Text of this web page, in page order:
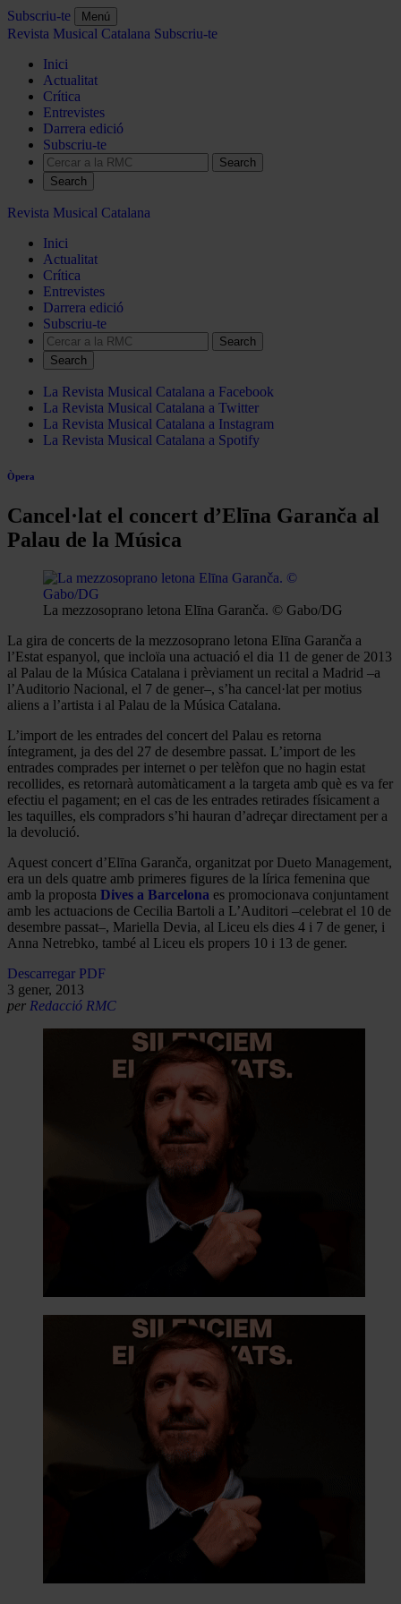
Subscriu-te Menú
Revista Musical Catalana Subscriu-te
Inici
Actualitat
Crítica
Entrevistes
Darrera edició
Subscriu-te
Search
Revista Musical Catalana
Inici
Actualitat
Crítica
Entrevistes
Darrera edició
Subscriu-te
Search
La Revista Musical Catalana a Facebook
La Revista Musical Catalana a Twitter
La Revista Musical Catalana a Instagram
La Revista Musical Catalana a Spotify
Òpera
Cancel·lat el concert d’Elīna Garanča al
Palau de la Música
La mezzosoprano letona Elīna Garanča. © Gabo/DG
La gira de concerts de la mezzosoprano letona Elīna Garanča a
l’Estat espanyol, que incloïa una actuació el dia 11 de gener de 2013
al Palau de la Música Catalana i prèviament un recital a Madrid –a
l’Auditorio Nacional, el 7 de gener–, s’ha cancel·lat per motius
aliens a l’artista i al Palau de la Música Catalana.
L’import de les entrades del concert del Palau es retorna
íntegrament, ja des del 27 de desembre passat. L’import de les
entrades comprades per internet o per telèfon que no hagin estat
recollides, es retornarà automàticament a la targeta amb què es va fer
efectiu el pagament; en el cas de les entrades retirades físicament a
les taquilles, els compradors s’hi hauran d’adreçar directament per a
la devolució.
Aquest concert d’Elīna Garanča, organitzat por Dueto Management,
era un dels quatre amb primeres figures de la lírica femenina que
amb la proposta Dives a Barcelona es promocionava conjuntament
amb les actuacions de Cecilia Bartoli a L’Auditori –celebrat el 10 de
desembre passat–, Mariella Devia, al Liceu els dies 4 i 7 de gener, i
Anna Netrebko, també al Liceu els propers 10 i 13 de gener.
Descarregar PDF
3 gener, 2013
per Redacció RMC